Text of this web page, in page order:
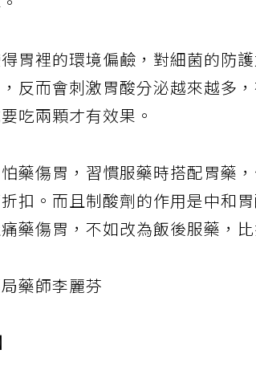
胃裡的環境偏鹼，對細菌的防
反而會刺激胃酸分泌越來越多
吃兩顆才有效果。
藥傷胃，習慣服藥時搭配胃藥
扣。而且制酸劑的作用是中和
藥傷胃，不如改為飯後服藥，
藥師李麗芬